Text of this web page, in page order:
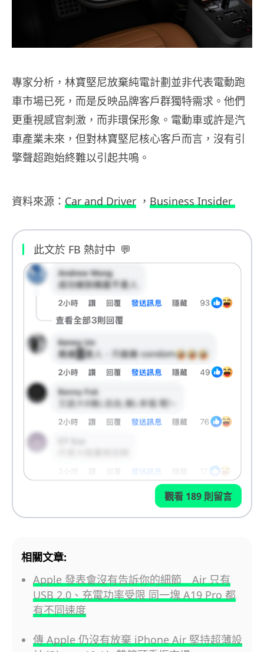
專家分析，林寶堅尼放棄純電計劃並非代表電動跑
車市場已死，而是反映品牌客戶群獨特需求。他們
更重視感官刺激，而非環保形象。電動車或許是汽
車產業未來，但對林寶堅尼核心客戶而言，沒有引
擎聲超跑始終難以引起共鳴。
資料來源： Car and Driver ， Business Insider
此文於 FB 熱討中 💬
觀看 189 則留言
相關文章:
Apple 發表會沒有告訴你的細節 Air 只有
USB 2.0、充電功率受限 同一塊 A19 Pro 都
有不同速度
傳 Apple 仍沒有放棄 iPhone Air 堅持超薄設